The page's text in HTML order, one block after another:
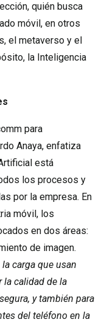
quién busca
móvil, en otros
el metaverso y el
la Inteligencia
para
Anaya, enfatiza
está
los procesos y
por la empresa. En
móvil, los
en dos áreas:
de imagen.
carga que usan
la calidad de la
y también para
del teléfono en la